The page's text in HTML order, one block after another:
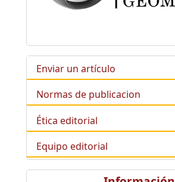
Enviar un artículo
Normas de publicacion
Ética editorial
Equipo editorial